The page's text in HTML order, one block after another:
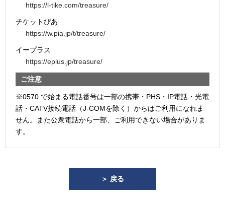
https://l-tike.com/treasure/
チケットぴあ
https://w.pia.jp/t/treasure/
イープラス
https://eplus.jp/treasure/
ご注意
※0570 で始まる電話番号は一部の携帯・PHS・IP電話・光電
話・CATV接続電話（J-COMを除く）からはご利用になれま
せん。また公衆電話から一部、ご利用できない場合がありま
す。
＞ 戻る